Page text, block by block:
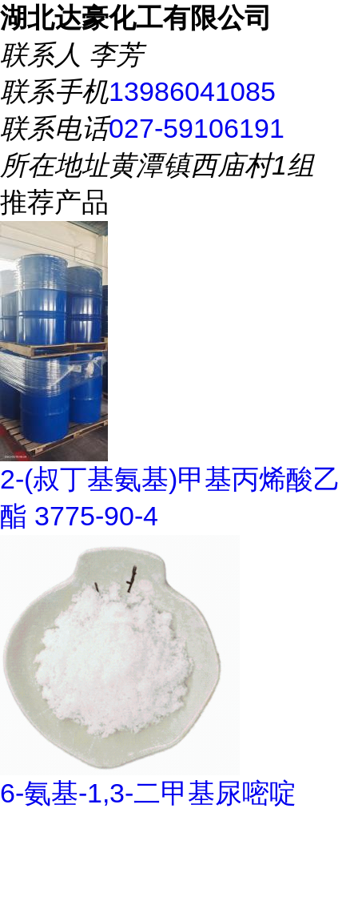
湖北达豪化工有限公司
联系人 李芳
联系手机13986041085
联系电话027-59106191
所在地址黄潭镇西庙村1组
推荐产品
2-(叔丁基氨基)甲基丙烯酸乙
酯 3775-90-4
6-氨基-1,3-二甲基尿嘧啶